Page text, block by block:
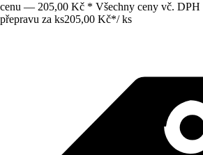
cenu — 205,00 Kč * Všechny ceny vč. DPH
přepravu za ks205,00 Kč*/ ks